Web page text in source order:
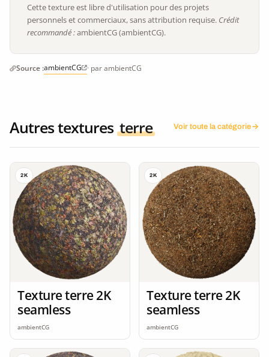
Cette texture est libre d'utilisation pour des projets
personnels et commerciaux, sans attribution requise. Crédit
recommandé :ambientCG (ambientCG).
Source :ambientCG · par ambientCG
Autres textures terre Voir toute la catégorie
2K
Texture terre 2K
seamless
ambientCG
2K
Texture terre 2K
seamless
ambientCG